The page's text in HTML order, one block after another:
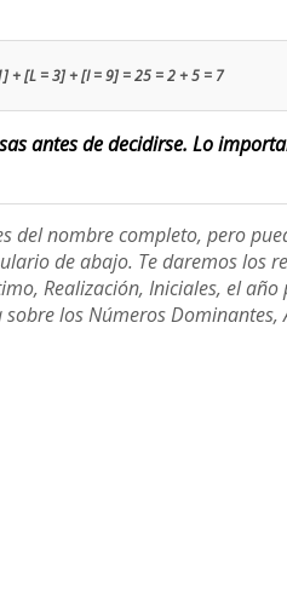
+ [L = 3] + [I = 9] = 25 = 2 + 5 = 7
antes de decidirse. Lo
del nombre completo, pero
de abajo. Te daremos los
Realización, Iniciales, el año
los Números Dominantes,